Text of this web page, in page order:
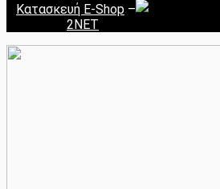
Κατασκευή E-Shop –
2NET